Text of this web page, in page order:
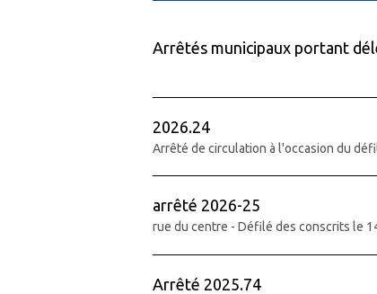
Arrêtés municipaux portant
2026.24
Arrêté de circulation à l'occasion du
arrêté 2026-25
rue du centre - Défilé des conscrits le
Arrêté 2025.74